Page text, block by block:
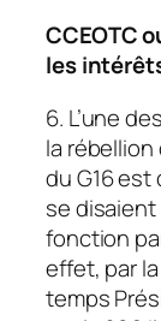
CCEOTC
les
6. L’une
la
du G16
se
fonction
effet, par
temps